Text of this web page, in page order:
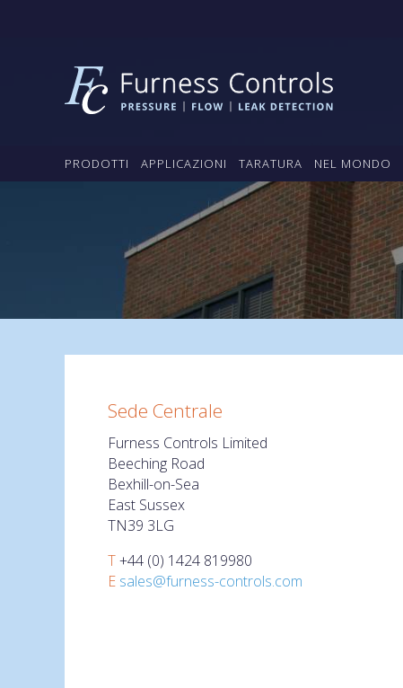
PRODOTTI APPLICAZIONI TARATURA NEL MONDO
Sede Centrale
Furness Controls Limited
Beeching Road
Bexhill-on-Sea
East Sussex
TN39 3LG
T+44 (0) 1424 819980
E sales@furness-controls.com